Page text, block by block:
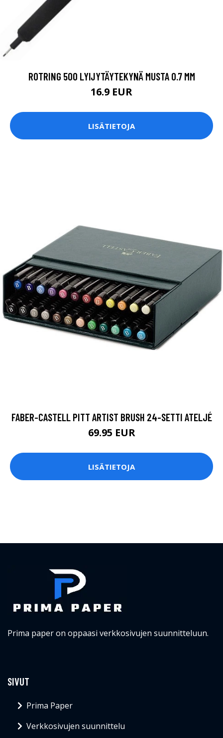
ROTRING 500 LYIJYTÄYTEKYNÄ MUSTA 0.7 MM
16.9 EUR
LISÄTIETOJA
FABER-CASTELL PITT ARTIST BRUSH 24-SETTI ATELJÉ
69.95 EUR
LISÄTIETOJA
Prima paper on oppaasi verkkosivujen suunnitteluun.
SIVUT
Prima Paper
Verkkosivujen suunnittelu